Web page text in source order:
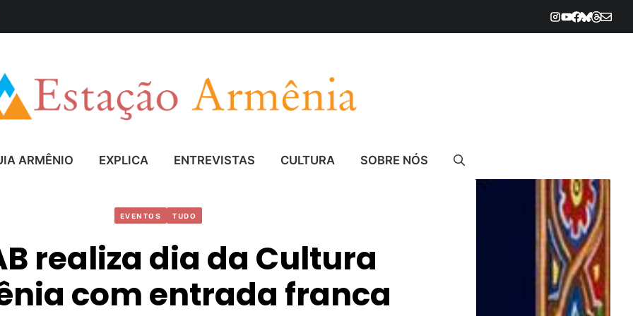
ARMÊNIO EXPLICA ENTREVISTAS CULTURA SOBRE NÓS
EVENTOS TUDO
realiza dia da Cultura
com entrada franca